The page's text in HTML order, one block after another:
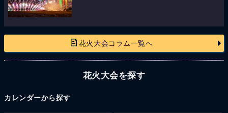
花火大会コラム一覧へ
花火大会を探す
カレンダーから探す